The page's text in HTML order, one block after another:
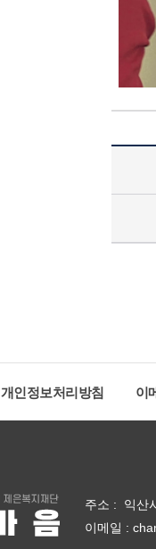
개인정보처리방침 이
주소 : 익산
이메일 :